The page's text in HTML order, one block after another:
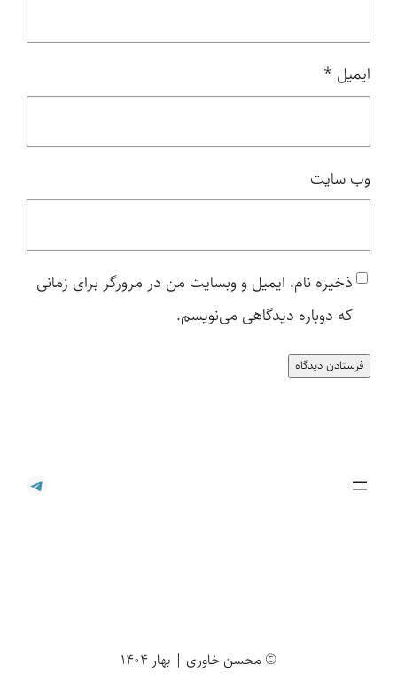
ایمیل *
وب‌ سایت
ذخیره نام، ایمیل و وبسایت من در مرورگر برای زمانی
که دوباره دیدگاهی می‌نویسم.
تلگرام
© محسن خاوری | بهار 1404